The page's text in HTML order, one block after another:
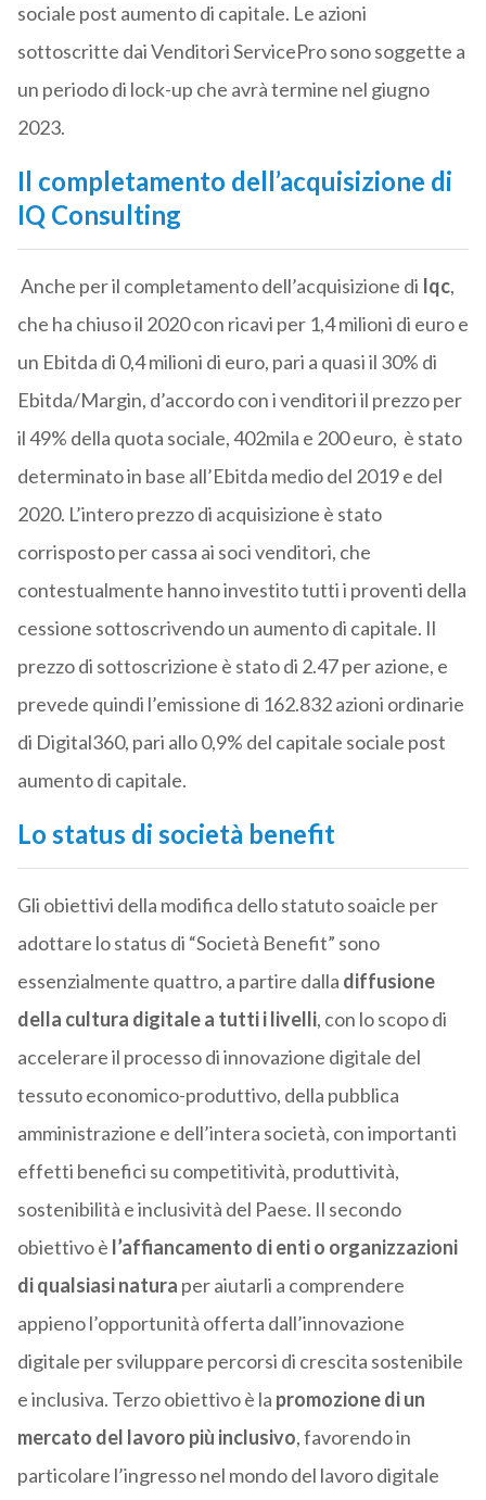
sociale post aumento di capitale. Le azioni
sottoscritte dai Venditori ServicePro sono soggette a
un periodo di lock-up che avrà termine nel giugno
2023.
Il completamento dell’acquisizione di
IQ Consulting
Anche per il completamento dell’acquisizione di Iqc,
che ha chiuso il 2020 con ricavi per 1,4 milioni di euro e
un Ebitda di 0,4 milioni di euro, pari a quasi il 30% di
Ebitda/Margin, d’accordo con i venditori il prezzo per
il 49% della quota sociale, 402mila e 200 euro, è stato
determinato in base all’Ebitda medio del 2019 e del
2020. L’intero prezzo di acquisizione è stato
corrisposto per cassa ai soci venditori, che
contestualmente hanno investito tutti i proventi della
cessione sottoscrivendo un aumento di capitale. Il
prezzo di sottoscrizione è stato di 2.47 per azione, e
prevede quindi l’emissione di 162.832 azioni ordinarie
di Digital360, pari allo 0,9% del capitale sociale post
aumento di capitale.
Lo status di società benefit
Gli obiettivi della modifica dello statuto soaicle per
adottare lo status di “Società Benefit” sono
essenzialmente quattro, a partire dalla diffusione
della cultura digitale a tutti i livelli, con lo scopo di
accelerare il processo di innovazione digitale del
tessuto economico-produttivo, della pubblica
amministrazione e dell’intera società, con importanti
effetti benefici su competitività, produttività,
sostenibilità e inclusività del Paese. Il secondo
obiettivo è l’affiancamento di enti o organizzazioni
di qualsiasi natura per aiutarli a comprendere
appieno l’opportunità offerta dall’innovazione
digitale per sviluppare percorsi di crescita sostenibile
e inclusiva. Terzo obiettivo è la promozione di un
mercato del lavoro più inclusivo, favorendo in
particolare l’ingresso nel mondo del lavoro digitale